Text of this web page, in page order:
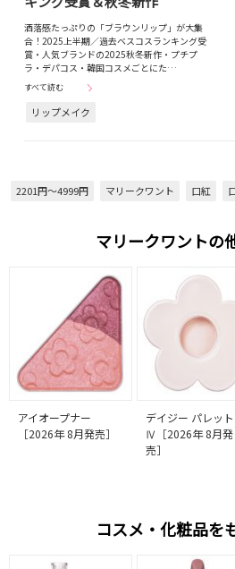
洒落感たっぷりの「ブラウンリップ」が大集
合！2025上半期／過去ベスコスランキング受
賞・人気ブランドの2025秋冬新作・プチプ
ラ・デパコス・韓国コスメごとにた…
すべて読む
リップメイク
2201円～4999円 マリークワント 口紅
マリークワントの
アイオープナー
［2026年 8月発売］
デイジー パレット
Ⅳ［2026年 8月発
売］
コスメ・化粧品を